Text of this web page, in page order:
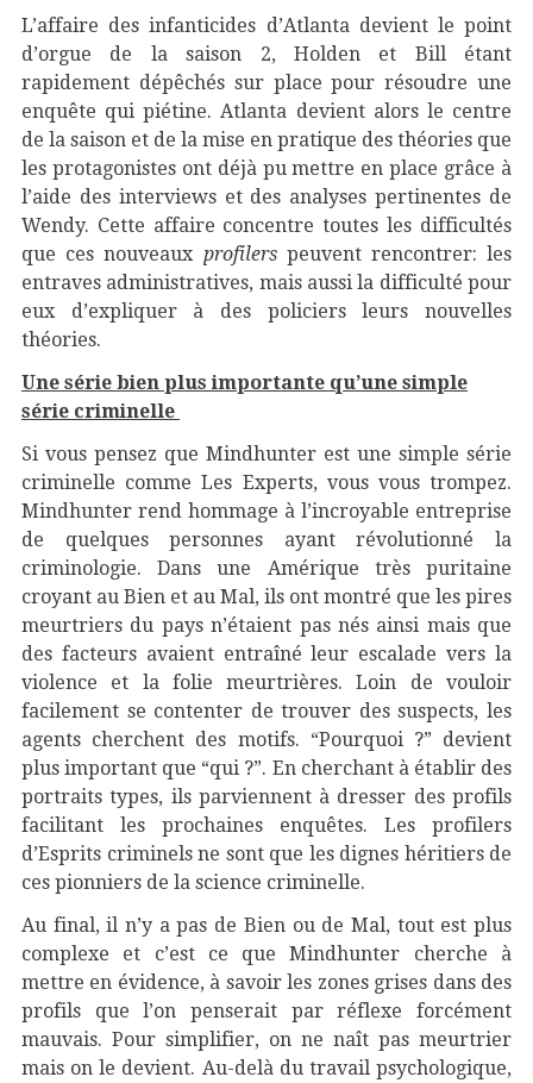
L’affaire des infanticides d’Atlanta devient le point
d’orgue de la saison 2, Holden et Bill étant
rapidement dépêchés sur place pour résoudre une
enquête qui piétine. Atlanta devient alors le centre
de la saison et de la mise en pratique des théories que
les protagonistes ont déjà pu mettre en place grâce à
l’aide des interviews et des analyses pertinentes de
Wendy. Cette affaire concentre toutes les difficultés
que ces nouveaux profilerspeuvent rencontrer: les
entraves administratives, mais aussi la difficulté pour
eux d’expliquer à des policiers leurs nouvelles
théories.
Une série bien plus importante qu’une simple
série criminelle
Si vous pensez que Mindhunter est une simple série
criminelle comme Les Experts, vous vous trompez.
Mindhunter rend hommage à l’incroyable entreprise
de quelques personnes ayant révolutionné la
criminologie. Dans une Amérique très puritaine
croyant au Bien et au Mal, ils ont montré que les pires
meurtriers du pays n’étaient pas nés ainsi mais que
des facteurs avaient entraîné leur escalade vers la
violence et la folie meurtrières. Loin de vouloir
facilement se contenter de trouver des suspects, les
agents cherchent des motifs. “Pourquoi ?” devient
plus important que “qui ?”. En cherchant à établir des
portraits types, ils parviennent à dresser des profils
facilitant les prochaines enquêtes. Les profilers
d’Esprits criminels ne sont que les dignes héritiers de
ces pionniers de la science criminelle.
Au final, il n’y a pas de Bien ou de Mal, tout est plus
complexe et c’est ce que Mindhunter cherche à
mettre en évidence, à savoir les zones grises dans des
profils que l’on penserait par réflexe forcément
mauvais. Pour simplifier, on ne naît pas meurtrier
mais on le devient. Au-delà du travail psychologique,